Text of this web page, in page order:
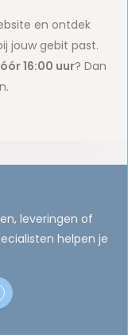
en ontdek
jouw gebit past.
16:00 uur? Dan
leveringen of
helpen je